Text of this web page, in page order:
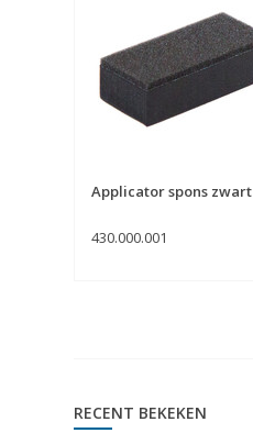
Applicator spons zwart
430.000.001
RECENT BEKEKEN